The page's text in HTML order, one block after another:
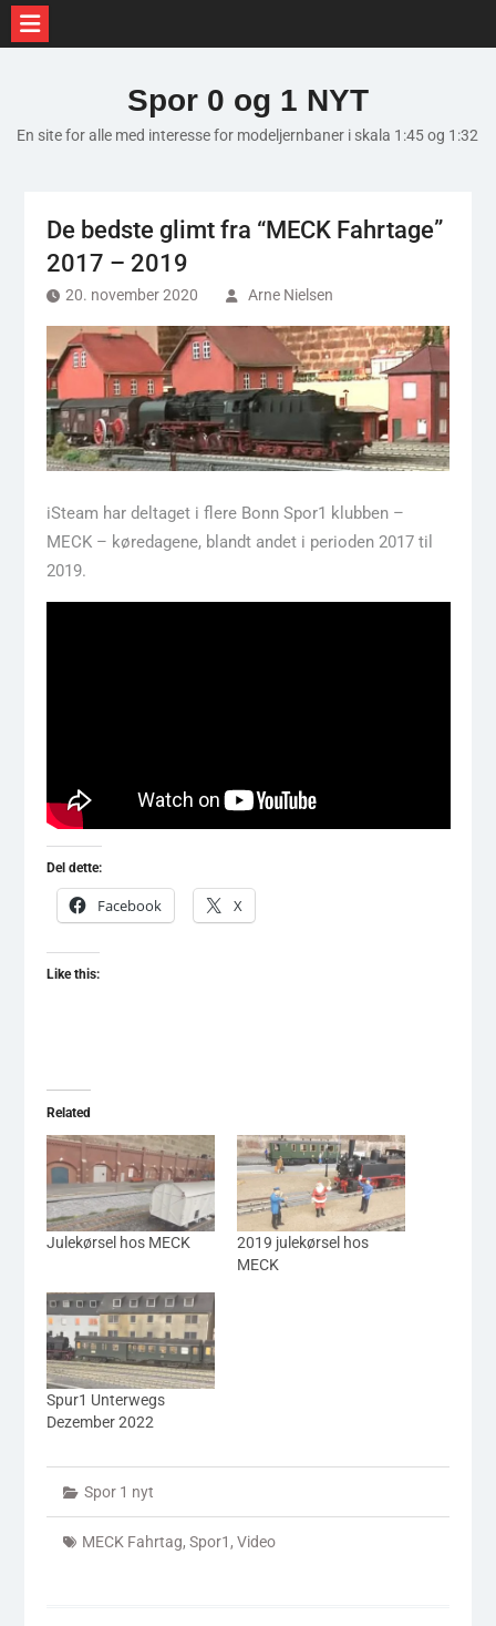
Spor 0 og 1 NYT
En site for alle med interesse for modeljernbaner i skala 1:45 og 1:32
De bedste glimt fra “MECK Fahrtage”
2017 – 2019
20. november 2020 Arne Nielsen
iSteam har deltaget i flere Bonn Spor1 klubben –
MECK – køredagene, blandt andet i perioden 2017 til
2019.
Del dette:
Facebook X
Like this:
Related
Julekørsel hos MECK
2019 julekørsel hos
MECK
Spur1 Unterwegs
Dezember 2022
Spor 1 nyt
MECK Fahrtag, Spor1 , Video